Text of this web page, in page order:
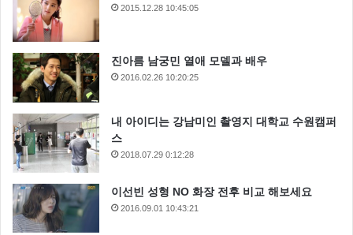
2015.12.28 10:45:05
진아름 남궁민 열애 모델과 배우
2016.02.26 10:20:25
내 아이디는 강남미인 촬영지 대학교 수원캠퍼
스
2018.07.29 0:12:28
이선빈 성형 NO 화장 전후 비교 해보세요
2016.09.01 10:43:21